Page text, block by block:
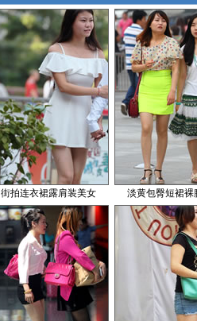
街拍连衣裙露肩装美女 淡黄包臀短裙裸